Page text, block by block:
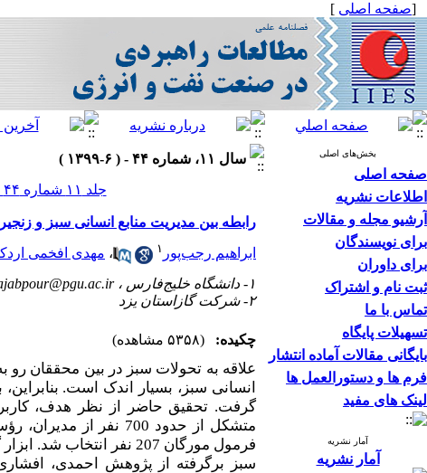
[صفحه اصلی ]
بخش‌های اصلی
صفحه اصلی
اطلاعات نشریه
آرشیو مجله و مقالات
برای نویسندگان
برای داوران
ثبت نام و اشتراک
تماس با ما
تسهیلات پایگاه
بایگانی مقالات آماده انتشار
فرم ها و دستورالعمل ها
لینک های مفید
آمار نشریه
آمار نشریه
سال ۱۱، شماره ۴۴ - ( ۶-۱۳۹۹ )
جلد ۱۱ شماره ۴۴ صفحات ۳۴۲-۳۱۷
رابطه بین مدیریت منابع انسانی سبز و
ابراهیم رجب‌پور ۱ ، مهدی افخمی
۱- دانشگاه خلیج‌فارس ،
۲- شرکت گازاستان یزد
چکیده: (۵۳۵۸ مشاهده)
علاقه به تحولات سبز در بین محققان
انسانی سبز، بسیار اندک است.
گرفت. تحقیق حاضر از نظر هدف،
متشکل از حدود 700
فرمول مورگان 207 نفر